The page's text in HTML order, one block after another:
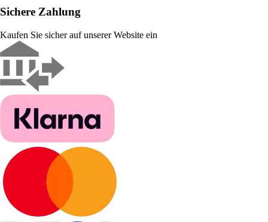
Sichere Zahlung
Kaufen Sie sicher auf unserer Website ein